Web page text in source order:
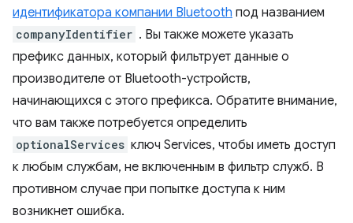
идентификатора компании Bluetooth под названием
companyIdentifier . Вы также можете указать
префикс данных, который фильтрует данные о
производителе от Bluetooth-устройств,
начинающихся с этого префикса. Обратите внимание,
что вам также потребуется определить
optionalServices ключ Services, чтобы иметь доступ
к любым службам, не включенным в фильтр служб. В
противном случае при попытке доступа к ним
возникнет ошибка.